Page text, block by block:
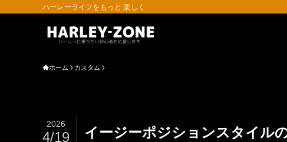
ハーレーライフをもっと 楽しく
ホーム カスタム
イージーポジションスタイル
2026
4/19